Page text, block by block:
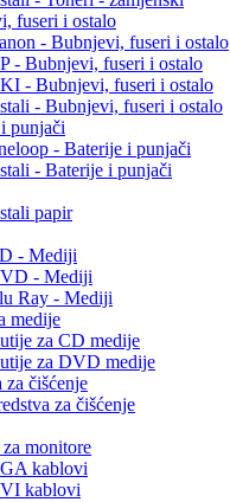
fuseri i ostalo
- Bubnjevi, fuseri i ostalo
- Bubnjevi, fuseri i ostalo
- Bubnjevi, fuseri i ostalo
- Bubnjevi, fuseri i ostalo
punjači
- Baterije i punjači
- Baterije i punjači
papir
- Mediji
- Mediji
Ray - Mediji
medije
za CD medije
za DVD medije
za čišćenje
za čišćenje
monitore
kablovi
kablovi